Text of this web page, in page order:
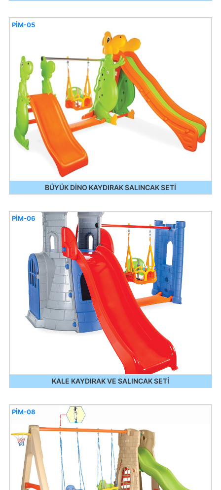
BÜYÜK DİNO KAYDIRAK SALINCAK SETİ
PİM-05
KALE KAYDIRAK VE SALINCAK SETİ
PİM-06
PİM-08